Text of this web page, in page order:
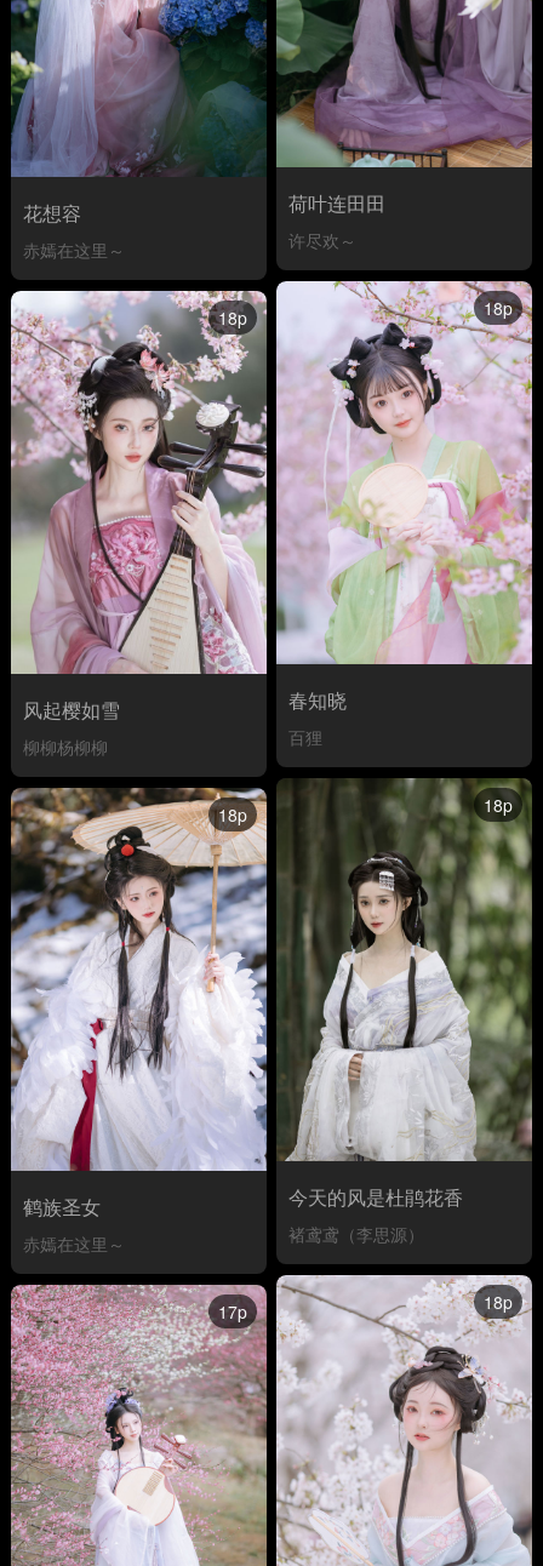
荷叶连田田
许尽欢～
花想容
赤嫣在这里～
18p
春知晓
百狸
18p
风起樱如雪
柳柳杨柳柳
18p
今天的风是杜鹃花香
褚鸢鸢（李思源）
18p
鹤族圣女
赤嫣在这里～
18p
17p